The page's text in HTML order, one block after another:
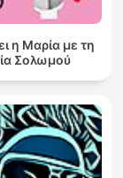
η Μαρία με τη
Σολωμού